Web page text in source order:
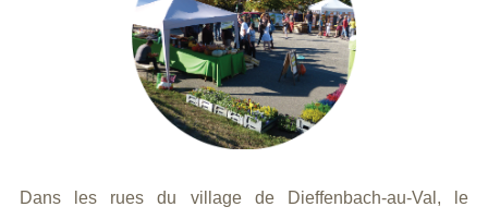
Dans les rues du village de Dieffenbach-au-Val, le